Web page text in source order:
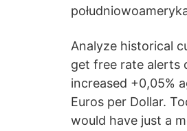
Analyze historical
get free rate alerts
increased +0,05%
Euros per Dollar.
would have just a